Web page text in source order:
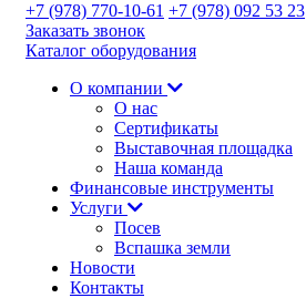
+7 (978) 770-10-61 +7 (978) 092 53 23
Заказать звонок
Каталог оборудования
О компании
О нас
Сертификаты
Выставочная площадка
Наша команда
Финансовые инструменты
Услуги
Посев
Вспашка земли
Новости
Контакты